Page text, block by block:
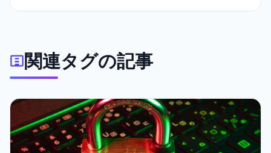
に上昇。タスク当たりのコスト効率も悪化し、実用性を疑問
関連タグの記事